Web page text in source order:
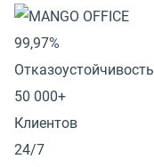
99,97%
Отказоустойчивость
50 000+
Клиентов
24/7